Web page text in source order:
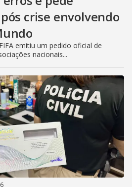
crise envolvendo
emitiu um pedido oficial de
nacionais...